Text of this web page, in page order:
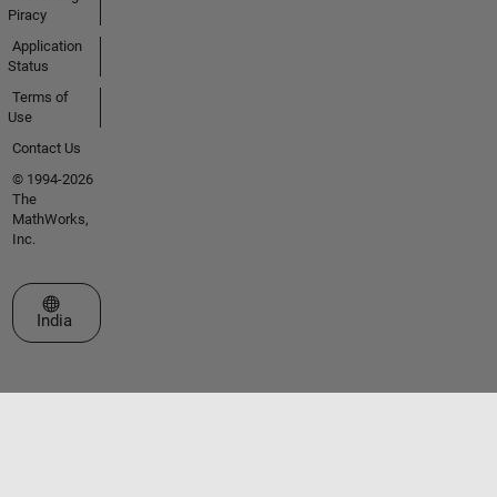
Piracy
Application
Status
Terms of
Use
Contact Us
© 1994-2026
The
MathWorks,
Inc.
Select a Web Site
India